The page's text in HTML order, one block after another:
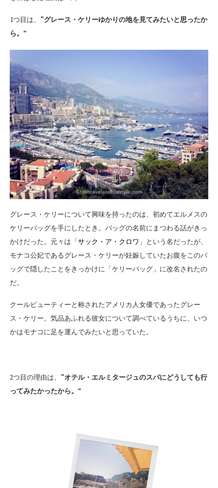
1つ目は、 “グレース・ケリーゆかりの地を見てみたいと思ったか
ら。”
グレース・ケリーについて興味を持ったのは、初めてエルメスの
ケリーバッグを手にしたとき。バッグの名前にまつわる話がきっ
かけだった。元々は「サック・ア・クロワ 」という名だったが、
モナコ公妃であるグレース・ケリーが妊娠していたお腹をこのバ
ッグで隠したことをきっかけに「ケリーバッグ」に改名されたの
だ。
クールビューティーと称されたアメリカ人女優であったグレー
ス・ケリー。気品あふれる彼女について調べているうちに、いつ
かはモナコに足を運んでみたいと思っていた。
2つ目の理由は、 “オテル・エルミタージュのスパにどうしても行
ってみたかったから。”